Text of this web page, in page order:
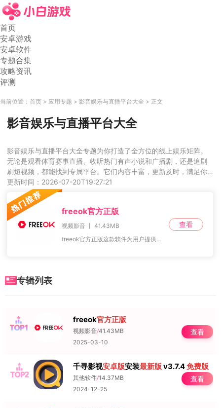
首页
安卓游戏
安卓软件
专题合集
攻略资讯
评测
当前位置： 首页 应用专题 影音娱乐与直播平台大全 正文
影音娱乐与直播平台大全
影音娱乐与直播平台大全专题为你打造了全方位的线上娱乐矩阵。
无论是观看体育赛事直播、收听热门有声小说和广播剧，还是追剧
刷短视频，都能找到专属平台。它们内容丰富，更新及时，满足你
碎片化时间的娱乐需求。喜欢这类的朋友，不要错过。
更新时间：2026-07-20T19:27:21
freeok官方正版
视频影音 丨 41.43MB
freeok官方正版这款软件为用户提供了高清晰度的视频资源，带来流畅无卡顿的播放体验，彻底解决了缓冲或加载慢的问题。无论用户喜欢电影还是电视剧，这个平台都拥有广
查看
专辑列表
NO.1 freeok官方正版
视频影音/41.43MB
2025-03-10
查看
NO.2 千寻影视安卓版安装最新版 v3.7.4免费版
其他软件/14.37MB
2024-12-25
查看